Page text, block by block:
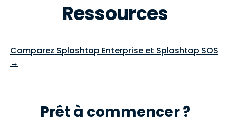
Ressources
Comparez Splashtop Enterprise et Splashtop SOS
→
Prêt à commencer ?